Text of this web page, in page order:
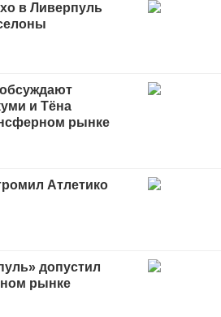
в Ливерпуль
и Тёна
рынке
Атлетико
допустил
рынке